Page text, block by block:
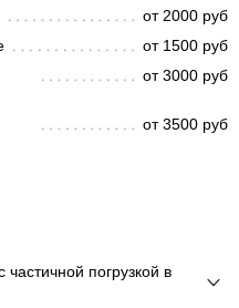
от 2000 руб
от 1500 руб
от 3000 руб
от 3500 руб
частичной погрузкой в